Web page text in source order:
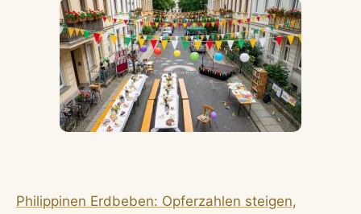
Philippinen Erdbeben: Opferzahlen steigen,